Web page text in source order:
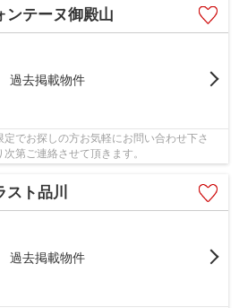
ンテーヌ御殿山
過去掲載物件
でお探しの方お気軽にお問い合わせ下さ
第ご連絡させて頂きます。
スト品川
過去掲載物件